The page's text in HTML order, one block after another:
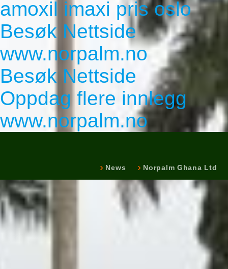
amoxil imaxi pris oslo
Besøk Nettside
www.norpalm.no
Besøk Nettside
Oppdag flere innlegg
www.norpalm.no
News Norpalm Ghana Ltd